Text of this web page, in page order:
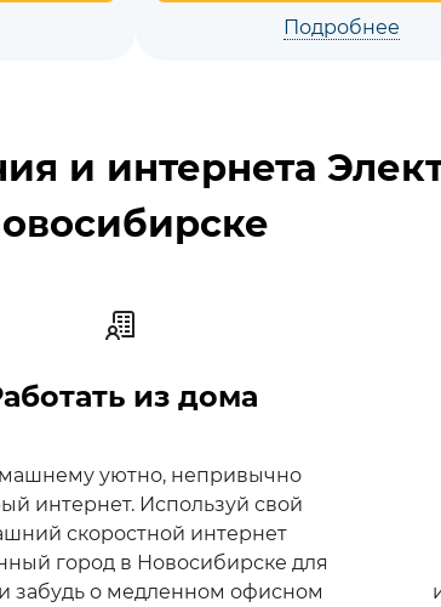
Подробнее
и интернета
из дома
уютно, непривычно
интернет. Используй свой
скоростной интернет
город в Новосибирске для
забудь о медленном офисном